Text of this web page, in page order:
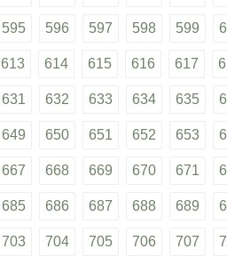
595 596 597 598 599
613 614 615 616 617
631 632 633 634 635
649 650 651 652 653
667 668 669 670 671
685 686 687 688 689
703 704 705 706 707